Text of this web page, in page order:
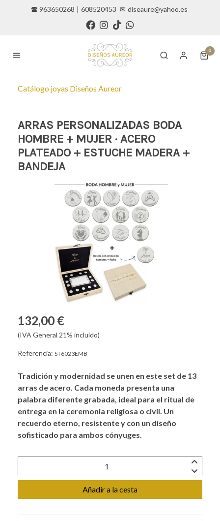
🕿 963650268 | 608520453 ✉ diseaure@yahoo.es
0
Catálogo joyas Diseños Aureor
ARRAS PERSONALIZADAS BODA
HOMBRE + MUJER · ACERO
PLATEADO + ESTUCHE MADERA +
BANDEJA
132,00 €
(IVA General 21% incluido)
Referencia: ST6023EMB
Tradición y modernidad se unen en este set de 13
arras de acero. Cada moneda presenta una
palabra diferente grabada, ideal para el ritual de
entrega en la ceremonia religiosa o civil. Un
recuerdo eterno, resistente y con un diseño
sofisticado para ambos cónyuges.
Añadir a la cesta